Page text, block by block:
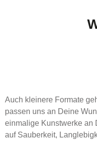
Auch kleinere Formate
passen uns an Deine
einmalige Kunstwerke an
auf Sauberkeit,